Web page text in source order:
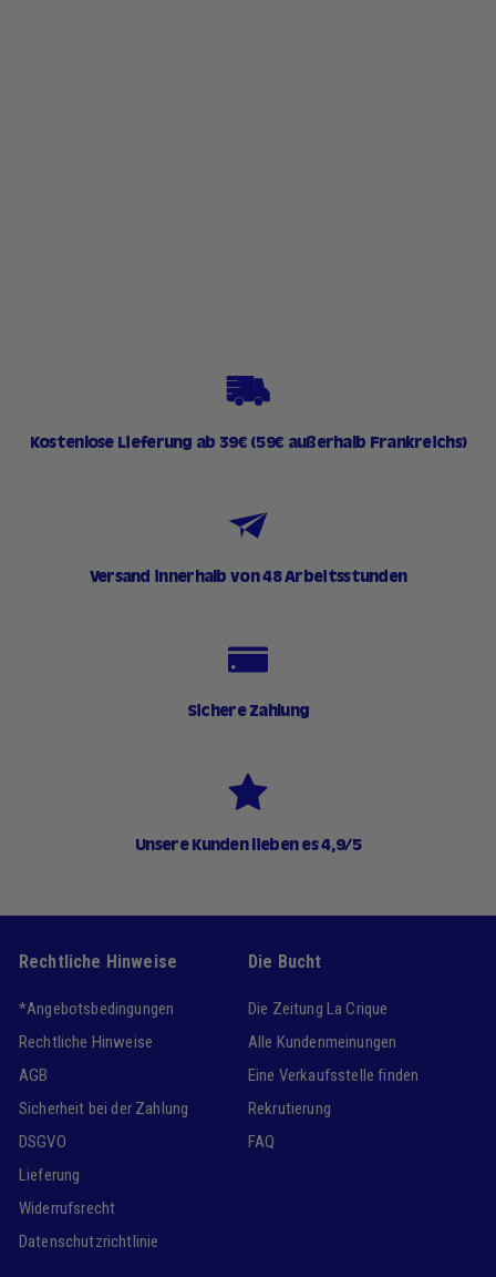
Kostenlose Lieferung ab 39€ (59€ außerhalb Frankreichs)
Versand innerhalb von 48 Arbeitsstunden
Sichere Zahlung
Unsere Kunden lieben es 4,9/5
Rechtliche Hinweise
*Angebotsbedingungen
Rechtliche Hinweise
AGB
Sicherheit bei der Zahlung
DSGVO
Lieferung
Widerrufsrecht
Datenschutzrichtlinie
Die Bucht
Die Zeitung La Crique
Alle Kundenmeinungen
Eine Verkaufsstelle finden
Rekrutierung
FAQ